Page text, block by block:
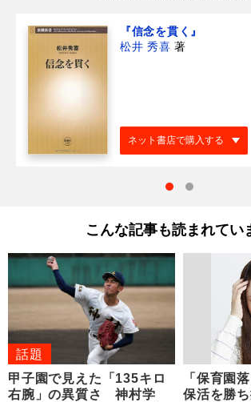
『信念を貫く』
松井 秀喜 著
ネット書店で購入する
こんな記事も読まれてい
話題
甲子園で見えた「135キロ
右腕」の異質さ 神村学
「保育園
保活を勝